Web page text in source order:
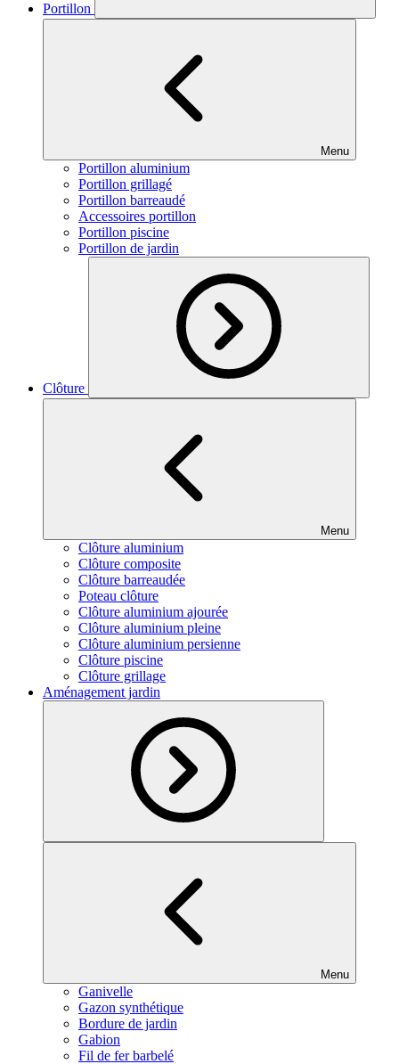
Portillon
Menu
Portillon aluminium
Portillon grillagé
Portillon barreaudé
Accessoires portillon
Portillon piscine
Portillon de jardin
Clôture
Menu
Clôture aluminium
Clôture composite
Clôture barreaudée
Poteau clôture
Clôture aluminium ajourée
Clôture aluminium pleine
Clôture aluminium persienne
Clôture piscine
Clôture grillage
Aménagement jardin
Menu
Ganivelle
Gazon synthétique
Bordure de jardin
Gabion
Fil de fer barbelé